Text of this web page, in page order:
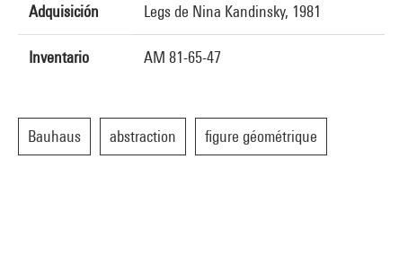
Adquisición Legs de Nina Kandinsky, 1981
Inventario AM 81-65-47
Bauhaus abstraction figure géométrique